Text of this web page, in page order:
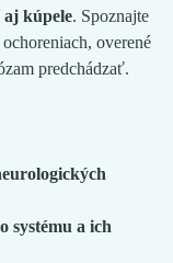
kúpele. Spoznajte
overené
predchádzať.
systému a ich